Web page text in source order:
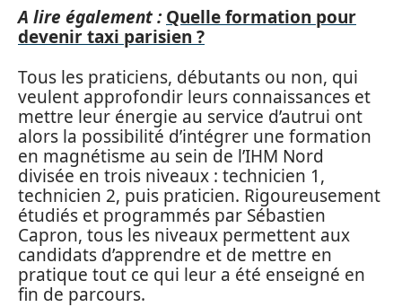
A lire également : Quelle formation pour
devenir taxi parisien ?
Tous les praticiens, débutants ou non, qui
veulent approfondir leurs connaissances et
mettre leur énergie au service d’autrui ont
alors la possibilité d’intégrer une formation
en magnétisme au sein de l’IHM Nord
divisée en trois niveaux : technicien 1,
technicien 2, puis praticien. Rigoureusement
étudiés et programmés par Sébastien
Capron, tous les niveaux permettent aux
candidats d’apprendre et de mettre en
pratique tout ce qui leur a été enseigné en
fin de parcours.